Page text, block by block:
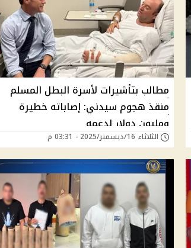
مطالب بتأشيرات لأسرة البطل المسلم
منقذ هجوم سيدني: إصاباته خطيرة
ومليون دولار لدعمه
الثلاثاء 16/ديسمبر/2025 - 03:31 م